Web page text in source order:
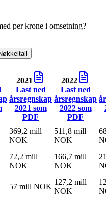
per krone i omsetning?
2021
Last ned
årsregnskap
2021 som
PDF
2022
Last ned
årsregnskap
2022som
PDF
369,2 mill
NOK
511,8 mill
NOK
72,2 mill
NOK
166,7 mill
NOK
57 mill NOK
127,2 mill
NOK